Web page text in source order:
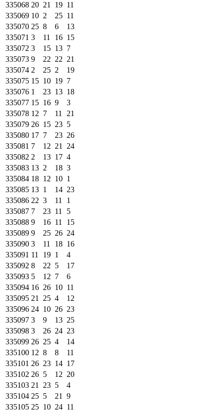
335068 20 21 19 11
335069 10 2 25 11
335070 25 8 6
13
335071 3 11 16 15
335072 3 15 13 7
335073 9 22 22 21
335074 2 25 2
19
335075 15 10 19 7
335076 1 23 13 18
335077 15 16 9
3
335078 12 7 11
21
335079 26 15 23 5
335080 17 7 23 26
335081 7 12 21
24
335082 2 13 17 4
335083 13 2 18 3
335084 18 12 10 1
335085 13 1 14 23
335086 22 3 11
1
335087 7 23 11
5
335088 9 16 11
15
335089 9 25 26 24
335090 3 11 18 16
335091 11 19 1
4
335092 8 22 5
17
335093 5 12 7
6
335094 16 26 10 11
335095 21 25 4
12
335096 24 10 26 23
335097 3 9 13 25
335098 3 26 24 23
335099 26 25 4
14
335100 12 8 8
11
335101 26 23 14 17
335102 26 5 12 20
335103 21 23 5
4
335104 25 5 21
9
335105 25 10 24 11